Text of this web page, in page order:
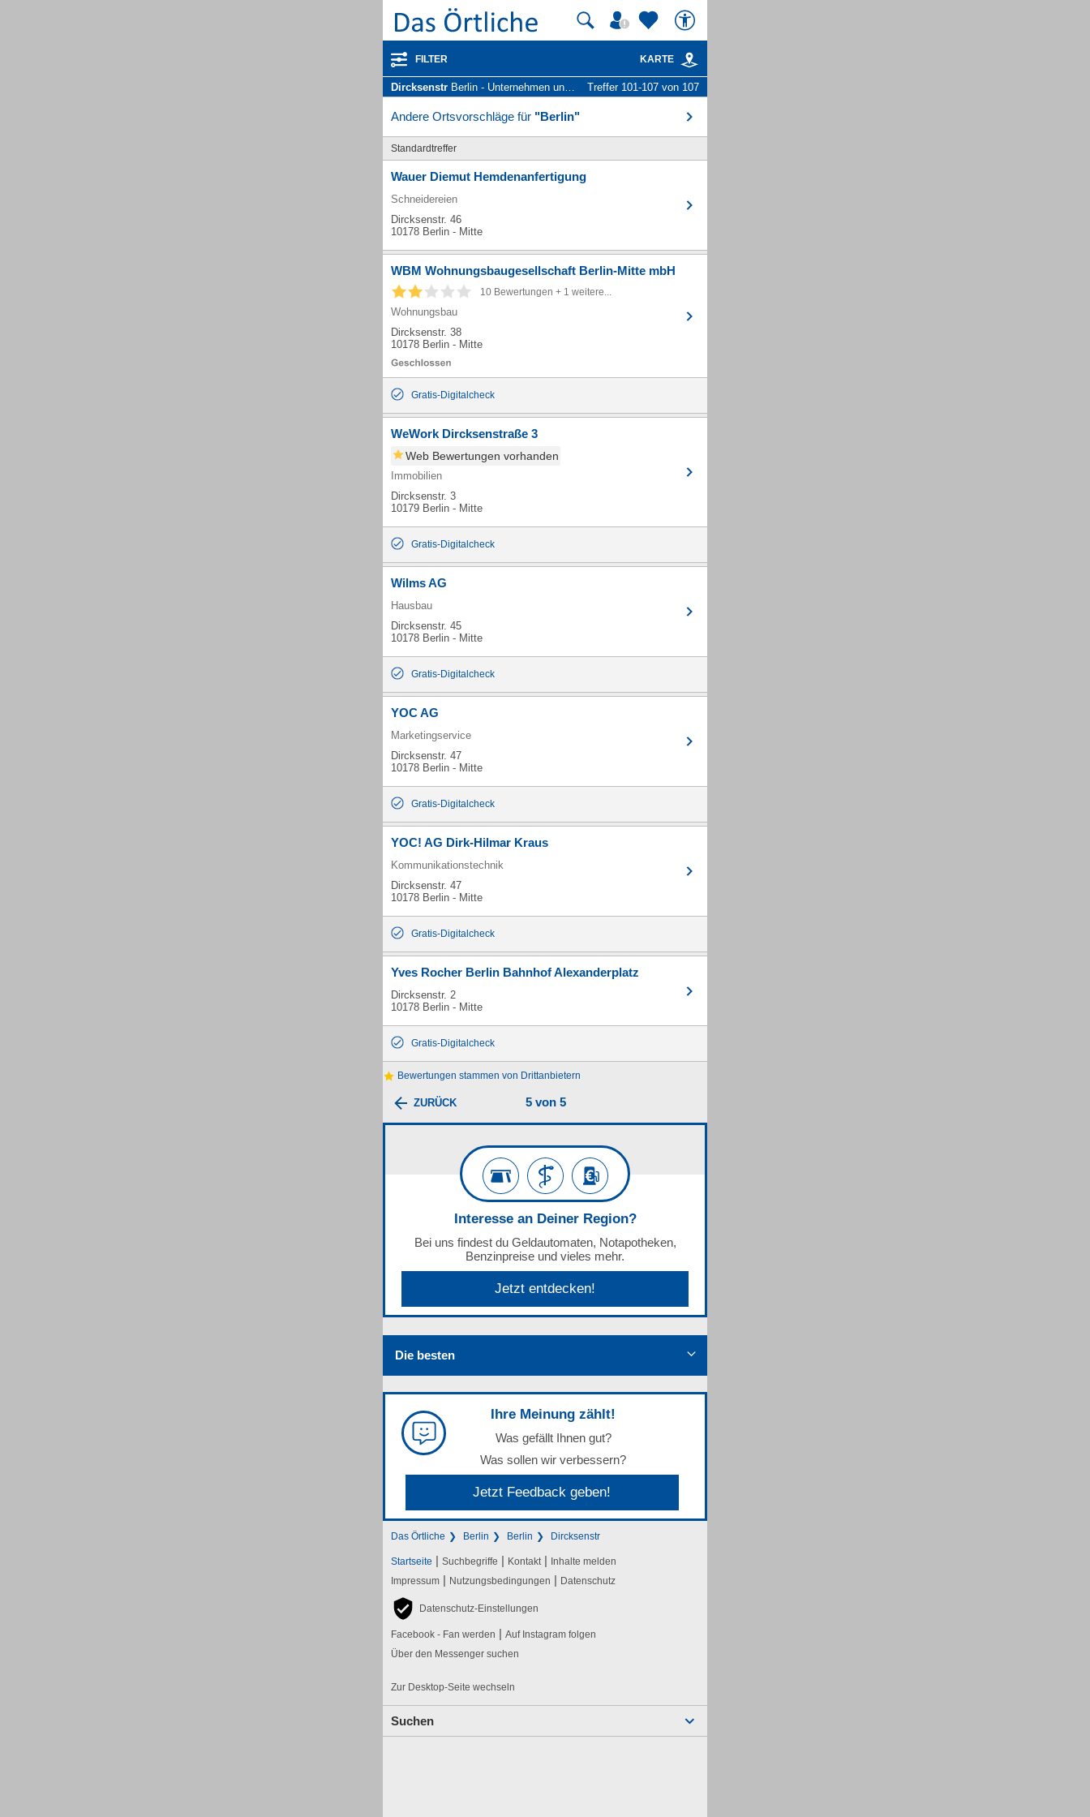
FILTER KARTE
Dircksenstr Berlin - Unternehmen und Personen Treffer 101-107 von 107
Andere Ortsvorschläge für "Berlin"
Standardtreffer
Wauer Diemut Hemdenanfertigung
Schneidereien
Dircksenstr. 46
10178 Berlin - Mitte
WBM Wohnungsbaugesellschaft Berlin-Mitte mbH
10 Bewertungen + 1 weitere...
Wohnungsbau
Dircksenstr. 38
10178 Berlin - Mitte
Gratis-Digitalcheck
WeWork Dircksenstraße 3
Web Bewertungen vorhanden
Immobilien
Dircksenstr. 3
10179 Berlin - Mitte
Gratis-Digitalcheck
Wilms AG
Hausbau
Dircksenstr. 45
10178 Berlin - Mitte
Gratis-Digitalcheck
YOC AG
Marketingservice
Dircksenstr. 47
10178 Berlin - Mitte
Gratis-Digitalcheck
YOC! AG Dirk-Hilmar Kraus
Kommunikationstechnik
Dircksenstr. 47
10178 Berlin - Mitte
Gratis-Digitalcheck
Yves Rocher Berlin Bahnhof Alexanderplatz
Dircksenstr. 2
10178 Berlin - Mitte
Gratis-Digitalcheck
Bewertungen stammen von Drittanbietern
ZURÜCK 5 von 5
Interesse an Deiner Region?
Bei uns findest du Geldautomaten, Notapotheken,
Benzinpreise und vieles mehr.
Jetzt entdecken!
Die besten
Ihre Meinung zählt!
Was gefällt Ihnen gut?
Was sollen wir verbessern?
Jetzt Feedback geben!
Das Örtliche Berlin Berlin Dircksenstr
Startseite | Suchbegriffe | Kontakt | Inhalte melden
Impressum | Nutzungsbedingungen | Datenschutz
Datenschutz-Einstellungen
Facebook - Fan werden | Auf Instagram folgen
Über den Messenger suchen
Zur Desktop-Seite wechseln
Suchen